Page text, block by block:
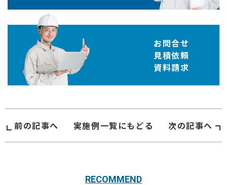
お問合せ
見積依頼
資料請求
前の記事へ 実施例一覧にもどる 次の記事へ
RECOMMEND